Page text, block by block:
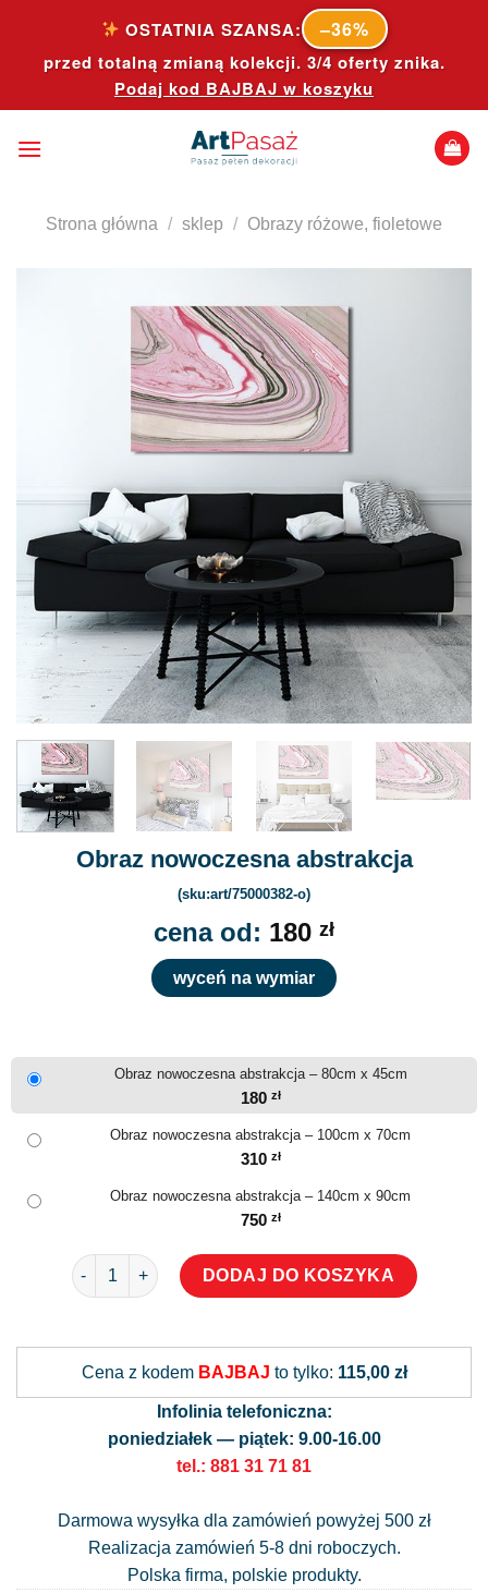
content
OSTATNIA SZANSA: –36%
przed totalną zmianą kolekcji. 3/4 oferty znika.
Podaj kod BAJBAJ w koszyku
Strona główna / sklep / Obrazy różowe, fioletowe
Obraz nowoczesna abstrakcja
(sku:art/75000382-o)
cena od: 180 zł
wyceń na wymiar
Obraz nowoczesna abstrakcja – 80cm x 45cm
180 zł
Obraz nowoczesna abstrakcja – 100cm x 70cm
310 zł
Obraz nowoczesna abstrakcja – 140cm x 90cm
750 zł
ilość Obraz nowoczesna abstrakcja
DODAJ DO KOSZYKA
Cena z kodem BAJBAJ to tylko: 115,00 zł
Infolinia telefoniczna:
poniedziałek — piątek: 9.00-16.00
tel.: 881 31 71 81
Darmowa wysyłka dla zamówień powyżej 500 zł
Realizacja zamówień 5-8 dni roboczych.
Polska firma, polskie produkty.